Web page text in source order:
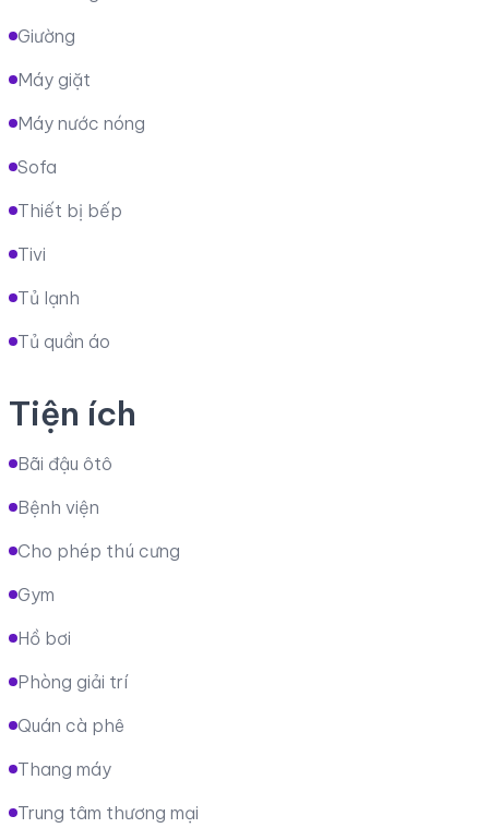
Giường
Máy giặt
Máy nước nóng
Sofa
Thiết bị bếp
Tivi
Tủ lạnh
Tủ quần áo
Tiện ích
Bãi đậu ôtô
Bệnh viện
Cho phép thú cưng
Gym
Hồ bơi
Phòng giải trí
Quán cà phê
Thang máy
Trung tâm thương mại